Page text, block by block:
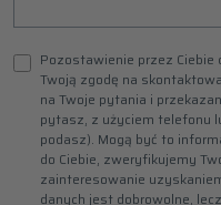
Pozostawienie przez Ciebie
Twoją zgodę na
na Twoje pytania i
pytasz, z użyciem telefonu
podasz). Mogą być to
do Ciebie, zweryfikujemy
zainteresowanie
danych jest dobrowolne,